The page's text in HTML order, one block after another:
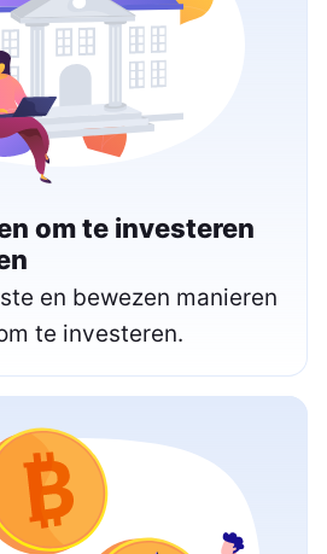
om te investeren
en bewezen manieren
te investeren.